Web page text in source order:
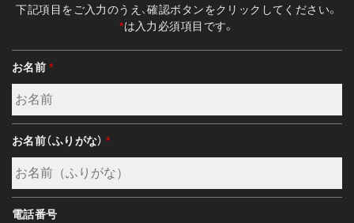
下記項目をご入力のうえ、確認ボタンをクリックしてください。
*は入力必須項目です。
お名前 *
お名前（ふりがな）*
電話番号